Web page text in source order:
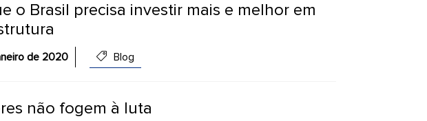
o Brasil precisa investir mais e melhor em
de 2020 Blog
não fogem à luta